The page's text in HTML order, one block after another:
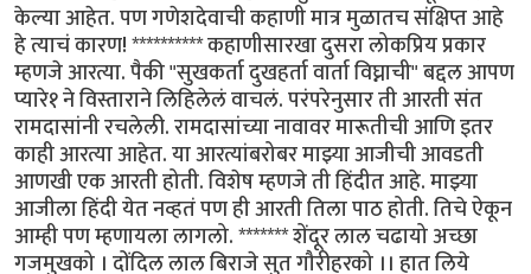
केल्या आहेत. पण गणेशदेवाची कहाणी मात्र मुळातच संक्षिप्त आहे
हे त्याचं कारण! ********** कहाणीसारखा दुसरा लोकप्रिय प्रकार
म्हणजे आरत्या. पैकी "सुखकर्ता दुखहर्ता वार्ता विघ्नाची" बद्दल आपण
प्यारे१ ने विस्ताराने लिहिलेलं वाचलं. परंपरेनुसार ती आरती संत
रामदासांनी रचलेली. रामदासांच्या नावावर मारूतीची आणि इतर
काही आरत्या आहेत. या आरत्यांबरोबर माझ्या आजीची आवडती
आणखी एक आरती होती. विशेष म्हणजे ती हिंदीत आहे. माझ्या
आजीला हिंदी येत नव्हतं पण ही आरती तिला पाठ होती. तिचे ऐकून
आम्ही पण म्हणायला लागलो. ******* शेंदूर लाल चढायो अच्छा
गजमुखको । दोंदिल लाल बिराजे सुत गौरीहरको ।। हात लिये